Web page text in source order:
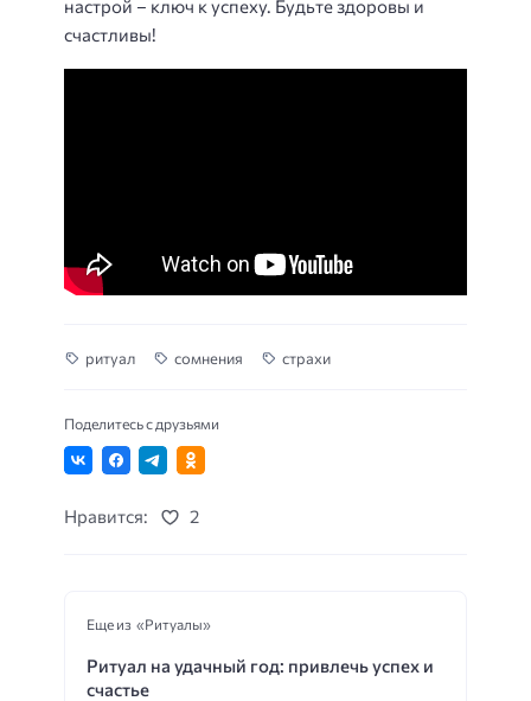
настрой – ключ к успеху. Будьте здоровы и
счастливы!
ритуал сомнения страхи
Поделитесь с друзьями
Нравится: 2
Еще из «Ритуалы»
Ритуал на удачный год: привлечь успех и
счастье